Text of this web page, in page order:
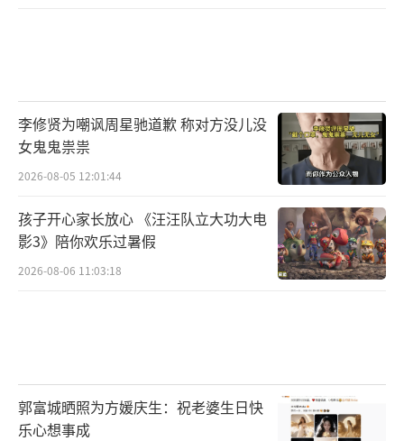
李修贤为嘲讽周星驰道歉 称对方没儿没
女鬼鬼祟祟
2026-08-05 12:01:44
孩子开心家长放心 《汪汪队立大功大电
影3》陪你欢乐过暑假
2026-08-06 11:03:18
郭富城晒照为方媛庆生：祝老婆生日快
乐心想事成